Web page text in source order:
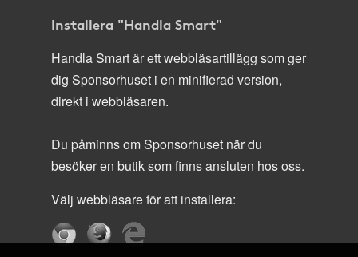
Installera "Handla Smart"
Handla Smart är ett webbläsartillägg som ger
dig Sponsorhuset i en minifierad version,
direkt i webbläsaren.
Du påminns om Sponsorhuset när du
besöker en butik som finns ansluten hos oss.
Välj webbläsare för att installera: